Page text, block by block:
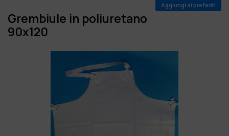
Aggiungi ai preferiti
Grembiule in poliuretano
90x120